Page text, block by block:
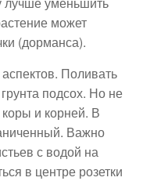
может
(дорманса).
Поливать
подсох. Но не
и корней. В
Важно
с водой на
в центре розетки